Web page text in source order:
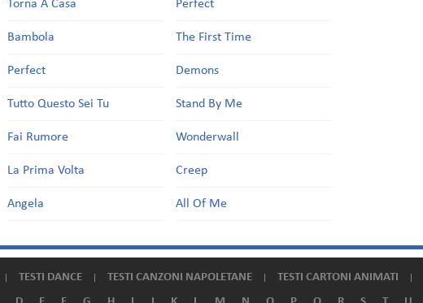
Torna A Casa
Bambola
Perfect
Tutto Questo Sei Tu
Fai Rumore
La Prima Volta
Angela
Perfect
The First Time
Demons
Stand By Me
Wonderwall
Creep
All Of Me
TESTI DANCE TESTI CANZONI NAPOLETANE TESTI CARTONI ANIMATI